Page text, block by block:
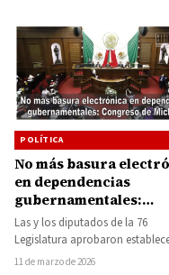
POLÍTICA
No más basura
en dependencias
gubernamentales:
Congreso de
Las y los diputados de la 76
Legislatura aprobaron
programa para la gestión
11 de marzo de 2026